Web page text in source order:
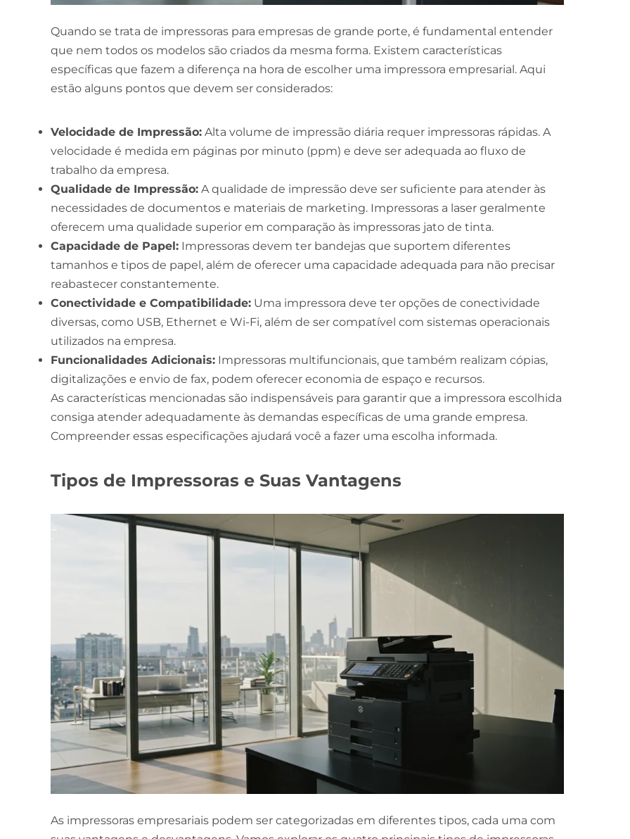
Quando se trata de impressoras para empresas de grande porte, é fundamental entender
que nem todos os modelos são criados da mesma forma. Existem características
específicas que fazem a diferença na hora de escolher uma impressora empresarial. Aqui
estão alguns pontos que devem ser considerados:
Velocidade de Impressão: Alta volume de impressão diária requer impressoras rápidas. A
velocidade é medida em páginas por minuto (ppm) e deve ser adequada ao fluxo de
trabalho da empresa.
Qualidade de Impressão: A qualidade de impressão deve ser suficiente para atender às
necessidades de documentos e materiais de marketing. Impressoras a laser geralmente
oferecem uma qualidade superior em comparação às impressoras jato de tinta.
Capacidade de Papel: Impressoras devem ter bandejas que suportem diferentes
tamanhos e tipos de papel, além de oferecer uma capacidade adequada para não precisar
reabastecer constantemente.
Conectividade e Compatibilidade: Uma impressora deve ter opções de conectividade
diversas, como USB, Ethernet e Wi-Fi, além de ser compatível com sistemas operacionais
utilizados na empresa.
Funcionalidades Adicionais: Impressoras multifuncionais, que também realizam cópias,
digitalizações e envio de fax, podem oferecer economia de espaço e recursos.
As características mencionadas são indispensáveis para garantir que a impressora escolhida
consiga atender adequadamente às demandas específicas de uma grande empresa.
Compreender essas especificações ajudará você a fazer uma escolha informada.
Tipos de Impressoras e Suas Vantagens
As impressoras empresariais podem ser categorizadas em diferentes tipos, cada uma com